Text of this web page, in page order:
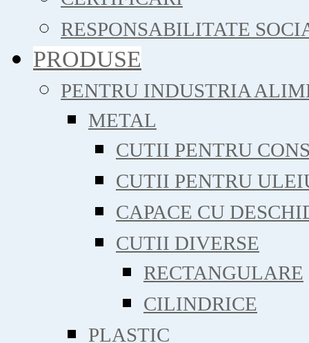
RESPONSABILITATE
PRODUSE
PENTRU INDUSTRIA
METAL
CUTII PENTRU
CUTII PENTRU
CAPACE CU
CUTII DIVERSE
RECTANGULARE
CILINDRICE
PLASTIC